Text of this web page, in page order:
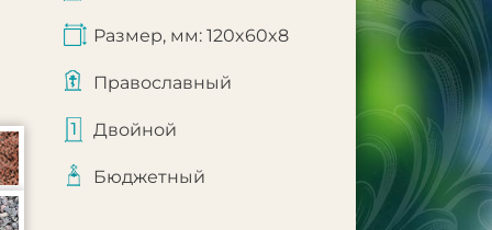
Размер, мм: 120x60x8
Православный
Двойной
Бюджетный